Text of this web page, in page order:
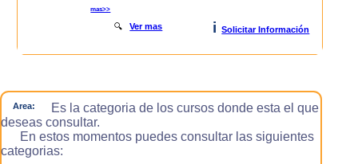
mas>>
🔍Ver mas i Solicitar Información
Area:
Es la categoria de los cursos donde esta el que
deseas consultar.
En estos momentos puedes consultar las siguientes
categorias: